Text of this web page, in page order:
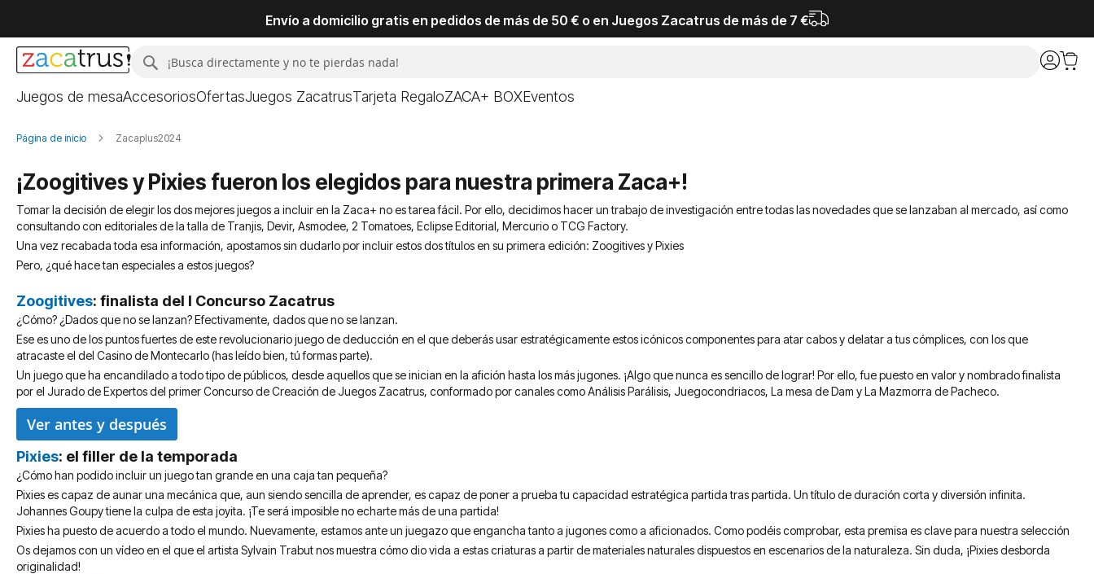
Envío a domicilio gratis en pedidos de más de 50 € o en Juegos Zacatrus de más de 7 €
Buscar
Juegos de mesaAccesoriosOfertasJuegos ZacatrusTarjeta RegaloZACA+ BOXEventos
Página de inicio Zacaplus2024
¡Zoogitives y Pixies fueron los elegidos para nuestra primera Zaca+!
Tomar la decisión de elegir los dos mejores juegos a incluir en la Zaca+ no es tarea fácil. Por ello, decidimos hacer un trabajo de investigación entre todas las novedades que se lanzaban al mercado, así como
consultando con editoriales de la talla de Tranjis, Devir, Asmodee, 2 Tomatoes, Eclipse Editorial, Mercurio o TCG Factory.
Una vez recabada toda esa información, apostamos sin dudarlo por incluir estos dos títulos en su primera edición: Zoogitives y Pixies
Pero, ¿qué hace tan especiales a estos juegos?
Zoogitives: finalista del I Concurso Zacatrus
¿Cómo? ¿Dados que no se lanzan? Efectivamente, dados que no se lanzan.
Ese es uno de los puntos fuertes de este revolucionario juego de deducción en el que deberás usar estratégicamente estos icónicos componentes para atar cabos y delatar a tus cómplices, con los que
atracaste el del Casino de Montecarlo (has leído bien, tú formas parte).
Un juego que ha encandilado a todo tipo de públicos, desde aquellos que se inician en la afición hasta los más jugones. ¡Algo que nunca es sencillo de lograr! Por ello, fue puesto en valor y nombrado finalista
por el Jurado de Expertos del primer Concurso de Creación de Juegos Zacatrus, conformado por canales como Análisis Parálisis, Juegocondriacos, La mesa de Dam y La Mazmorra de Pacheco.
Ver antes y después
Pixies: el filler de la temporada
¿Cómo han podido incluir un juego tan grande en una caja tan pequeña?
Pixies es capaz de aunar una mecánica que, aun siendo sencilla de aprender, es capaz de poner a prueba tu capacidad estratégica partida tras partida. Un título de duración corta y diversión infinita.
Johannes Goupy tiene la culpa de esta joyita. ¡Te será imposible no echarte más de una partida!
Pixies ha puesto de acuerdo a todo el mundo. Nuevamente, estamos ante un juegazo que engancha tanto a jugones como a aficionados. Como podéis comprobar, esta premisa es clave para nuestra selección
Os dejamos con un vídeo en el que el artista Sylvain Trabut nos muestra cómo dio vida a estas criaturas a partir de materiales naturales dispuestos en escenarios de la naturaleza. Sin duda, ¡Pixies desborda
originalidad!